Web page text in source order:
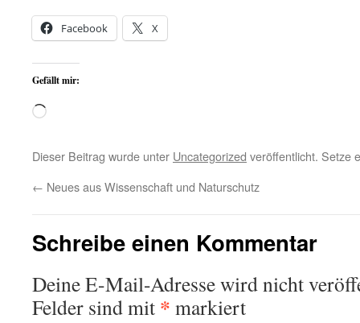
Facebook X
Gefällt mir:
Wird
Dieser Beitrag wurde unter Uncategorized veröffentlicht. Setze
← Neues aus Wissenschaft und Naturschutz
Schreibe einen Kommentar
Deine E-Mail-Adresse wird nicht
Felder sind mit * markiert